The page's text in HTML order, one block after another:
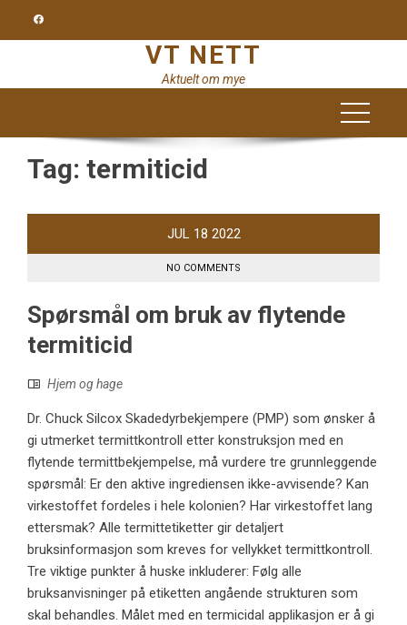
VT NETT
Aktuelt om mye
Tag: termiticid
JUL 18 2022
NO COMMENTS
Spørsmål om bruk av flytende
termiticid
Hjem og hage
Dr. Chuck Silcox Skadedyrbekjempere (PMP) som ønsker å
gi utmerket termittkontroll etter konstruksjon med en
flytende termittbekjempelse, må vurdere tre grunnleggende
spørsmål: Er den aktive ingrediensen ikke-avvisende? Kan
virkestoffet fordeles i hele kolonien? Har virkestoffet lang
ettersmak? Alle termittetiketter gir detaljert
bruksinformasjon som kreves for vellykket termittkontroll.
Tre viktige punkter å huske inkluderer: Følg alle
bruksanvisninger på etiketten angående strukturen som
skal behandles. Målet med en termicidal applikasjon er å gi